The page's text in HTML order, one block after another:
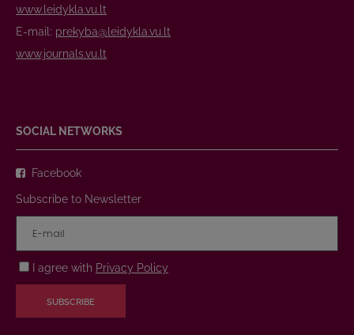
www.leidykla.vu.lt
E-mail: prekyba@leidykla.vu.lt
www.journals.vu.lt
SOCIAL NETWORKS
Facebook
Subscribe to Newsletter
I agree with Privacy Policy
SUBSCRIBE